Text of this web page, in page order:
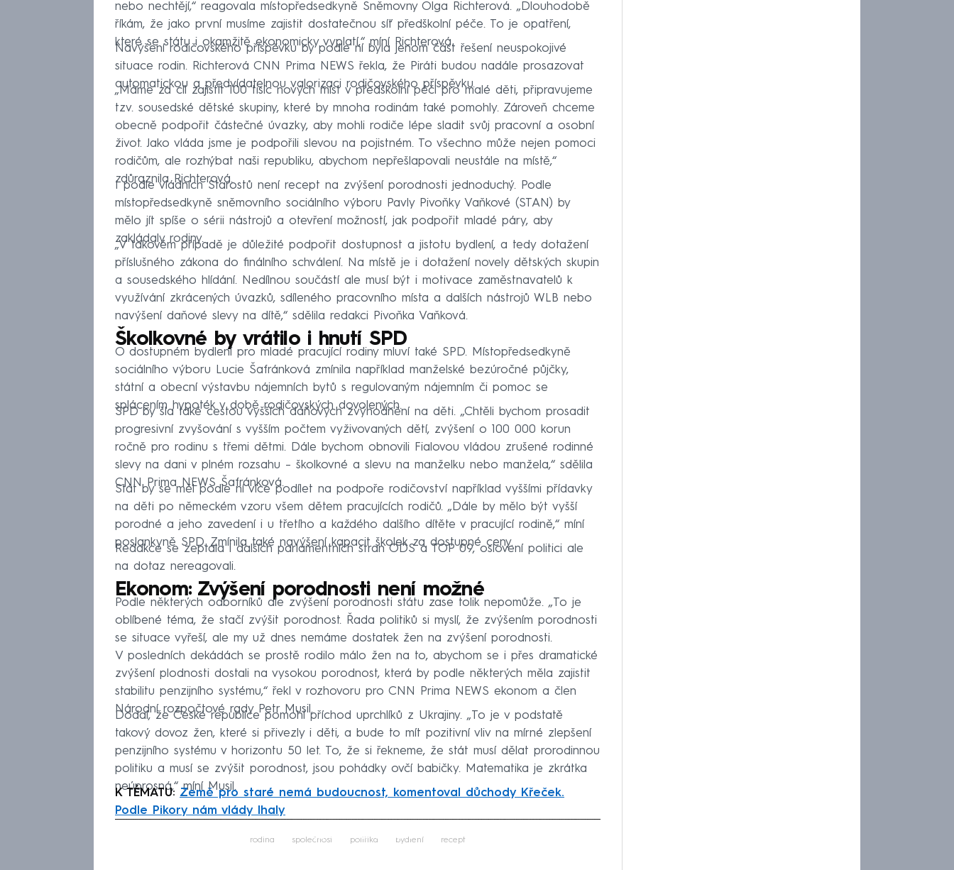
nebo nechtějí,“ reagovala místopředsedkyně Sněmovny Olga Richterová. „Dlouhodobě
říkám, že jako první musíme zajistit dostatečnou síť předškolní péče. To je opatření,
které se státu i okamžitě ekonomicky vyplatí,“ míní Richterová.
Navýšení rodičovského příspěvku by podle ní byla jenom část řešení neuspokojivé
situace rodin. Richterová CNN Prima NEWS řekla, že Piráti budou nadále prosazovat
automatickou a předvídatelnou valorizaci rodičovského příspěvku.
„Máme za cíl zajistit 100 tisíc nových míst v předškolní péči pro malé děti, připravujeme
tzv. sousedské dětské skupiny, které by mnoha rodinám také pomohly. Zároveň chceme
obecně podpořit částečné úvazky, aby mohli rodiče lépe sladit svůj pracovní a osobní
život. Jako vláda jsme je podpořili slevou na pojistném. To všechno může nejen pomoci
rodičům, ale rozhýbat naši republiku, abychom nepřešlapovali neustále na místě,“
zdůraznila Richterová.
I podle vládních Starostů není recept na zvýšení porodnosti jednoduchý. Podle
místopředsedkyně sněmovního sociálního výboru Pavly Pivoňky Vaňkové (STAN) by
mělo jít spíše o sérii nástrojů a otevření možností, jak podpořit mladé páry, aby
zakládaly rodiny.
„V takovém případě je důležité podpořit dostupnost a jistotu bydlení, a tedy dotažení
příslušného zákona do finálního schválení. Na místě je i dotažení novely dětských skupin
a sousedského hlídání. Nedílnou součástí ale musí být i motivace zaměstnavatelů k
využívání zkrácených úvazků, sdíleného pracovního místa a dalších nástrojů WLB nebo
navýšení daňové slevy na dítě,“ sdělila redakci Pivoňka Vaňková.
Školkovné by vrátilo i hnutí SPD
O dostupném bydlení pro mladé pracující rodiny mluví také SPD. Místopředsedkyně
sociálního výboru Lucie Šafránková zmínila například manželské bezúročné půjčky,
státní a obecní výstavbu nájemních bytů s regulovaným nájemním či pomoc se
splácením hypoték v době rodičovských dovolených.
SPD by šla také cestou vyšších daňových zvýhodnění na děti. „Chtěli bychom prosadit
progresivní zvyšování s vyšším počtem vyživovaných dětí, zvýšení o 100 000 korun
ročně pro rodinu s třemi dětmi. Dále bychom obnovili Fialovou vládou zrušené rodinné
slevy na dani v plném rozsahu – školkovné a slevu na manželku nebo manžela,“ sdělila
CNN Prima NEWS Šafránková.
Stát by se měl podle ní více podílet na podpoře rodičovství například vyššími přídavky
na děti po německém vzoru všem dětem pracujících rodičů. „Dále by mělo být vyšší
porodné a jeho zavedení i u třetího a každého dalšího dítěte v pracující rodině,“ míní
poslankyně SPD. Zmínila také navýšení kapacit školek za dostupné ceny.
Redakce se zeptala i dalších parlamentních stran ODS a TOP 09, oslovení politici ale
na dotaz nereagovali.
Ekonom: Zvýšení porodnosti není možné
Podle některých odborníků ale zvýšení porodnosti státu zase tolik nepomůže. „To je
oblíbené téma, že stačí zvýšit porodnost. Řada politiků si myslí, že zvýšením porodnosti
se situace vyřeší, ale my už dnes nemáme dostatek žen na zvýšení porodnosti.
V posledních dekádách se prostě rodilo málo žen na to, abychom se i přes dramatické
zvýšení plodnosti dostali na vysokou porodnost, která by podle některých měla zajistit
stabilitu penzijního systému,“ řekl v rozhovoru pro CNN Prima NEWS ekonom a člen
Národní rozpočtové rady Petr Musil.
Dodal, že České republice pomohl příchod uprchlíků z Ukrajiny. „To je v podstatě
takový dovoz žen, které si přivezly i děti, a bude to mít pozitivní vliv na mírné zlepšení
penzijního systému v horizontu 50 let. To, že si řekneme, že stát musí dělat prorodinnou
politiku a musí se zvýšit porodnost, jsou pohádky ovčí babičky. Matematika je zkrátka
neúprosná,“ míní Musil.
K TÉMATU: Země pro staré nemá budoucnost, komentoval důchody Křeček.
Podle Pikory nám vlády lhaly
Failed to fetch
rodina společnost politika bydlení recept